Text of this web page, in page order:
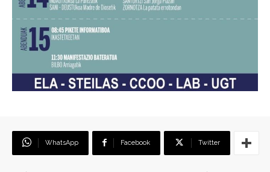
WhatsApp Facebook Twitter